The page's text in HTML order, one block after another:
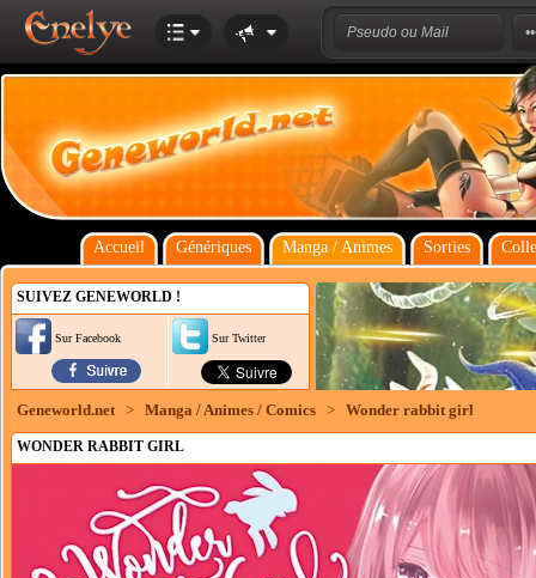
Accueil Génériques Manga / Animes Sorties
SUIVEZ GENEWORLD !
Sur Facebook Sur Twitter
Geneworld.net > Manga / Animes / Comics > Wonder rabbit girl
WONDER RABBIT GIRL